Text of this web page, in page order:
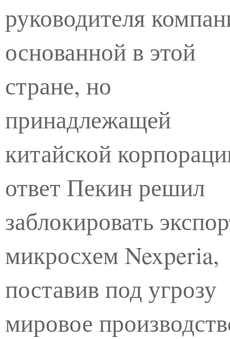
руководителя
основанной в этой
стране, но
принадлежащей
китайской
ответ Пекин решил
заблокировать
микросхем Nexperia,
поставив под угрозу
мировое